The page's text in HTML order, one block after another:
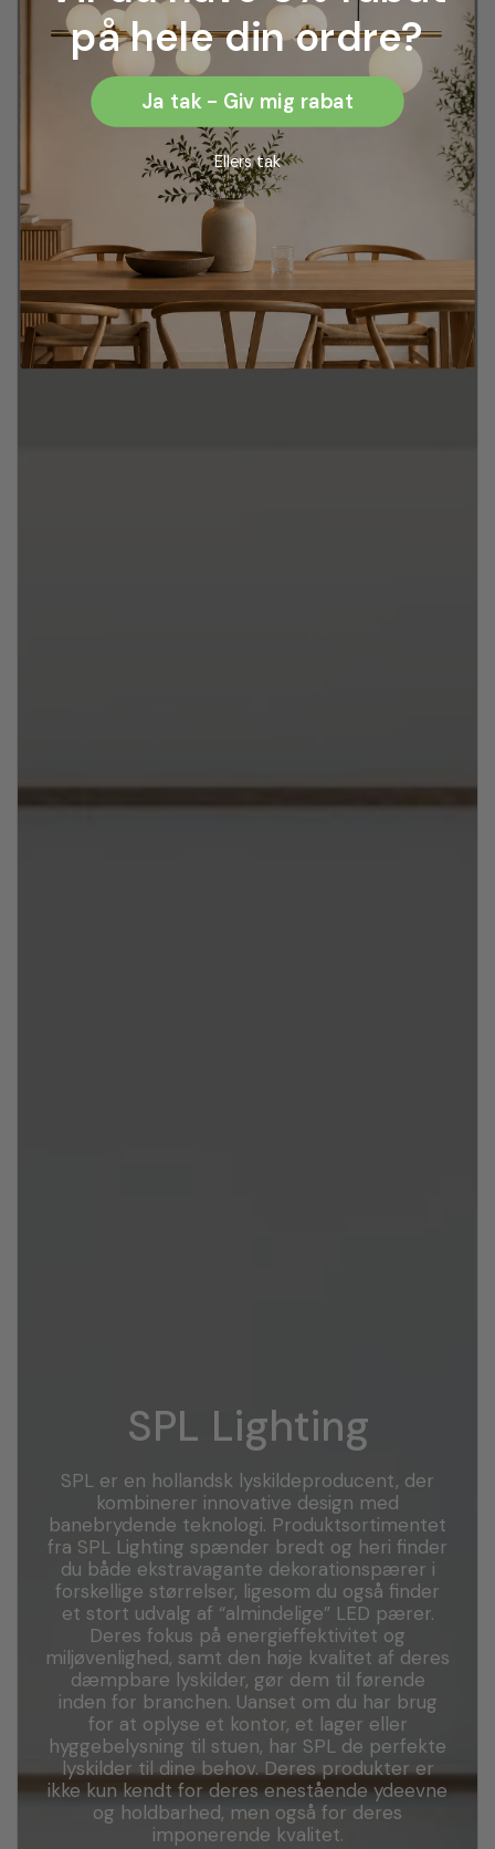
SPL Lighting
SPL er en hollandsk lyskildeproducent, der
kombinerer innovative design med
banebrydende teknologi. Produktsortimentet
fra SPL Lighting spænder bredt og heri finder
du både ekstravagante dekorationspærer i
forskellige størrelser, ligesom du også finder
et stort udvalg af “almindelige” LED pærer.
Deres fokus på energieffektivitet og
miljøvenlighed, samt den høje kvalitet af deres
dæmpbare lyskilder, gør dem til førende
inden for branchen. Uanset om du har brug
for at oplyse et kontor, et lager eller
hyggebelysning til stuen, har SPL de perfekte
lyskilder til dine behov. Deres produkter er
ikke kun kendt for deres enestående ydeevne
og holdbarhed, men også for deres
imponerende kvalitet.
på hele din ordre?
Ja tak - Giv mig rabat
Ellers tak